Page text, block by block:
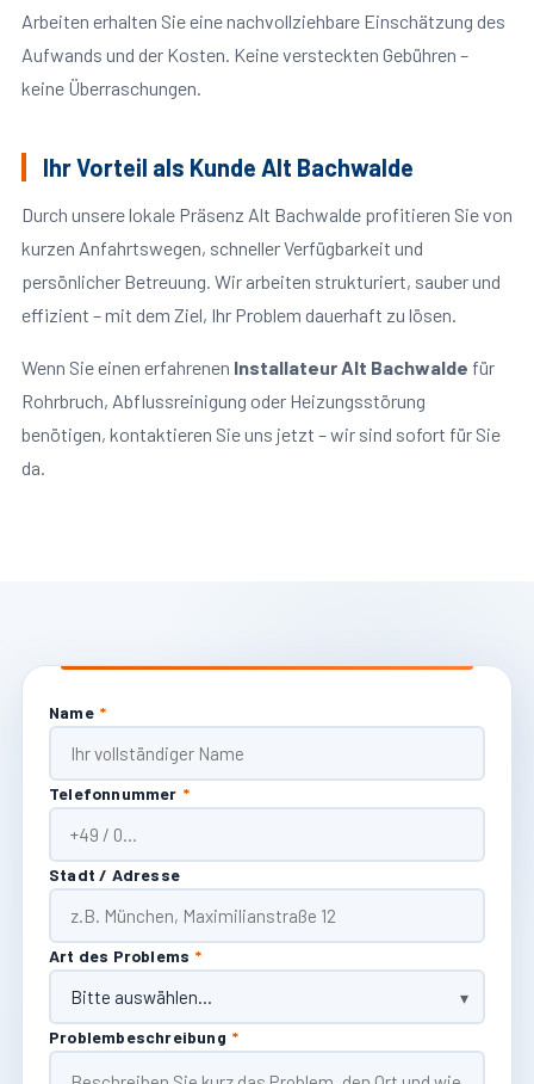
Arbeiten erhalten Sie eine nachvollziehbare Einschätzung des
Aufwands und der Kosten. Keine versteckten Gebühren –
keine Überraschungen.
Ihr Vorteil als Kunde Alt Bachwalde
Durch unsere lokale Präsenz Alt Bachwalde profitieren Sie von
kurzen Anfahrtswegen, schneller Verfügbarkeit und
persönlicher Betreuung. Wir arbeiten strukturiert, sauber und
effizient – mit dem Ziel, Ihr Problem dauerhaft zu lösen.
Wenn Sie einen erfahrenen Installateur Alt Bachwalde für
Rohrbruch, Abflussreinigung oder Heizungsstörung
benötigen, kontaktieren Sie uns jetzt – wir sind sofort für Sie
da.
Name *
Telefonnummer *
Stadt / Adresse
Art des Problems *
Problembeschreibung *